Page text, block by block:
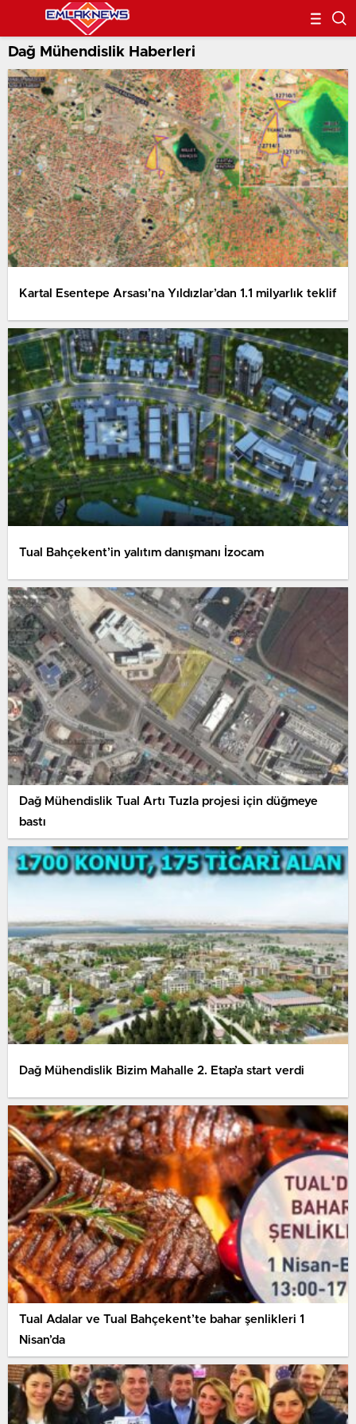
Dağ Mühendislik Haberleri
Kartal Esentepe Arsası’na Yıldızlar’dan 1.1 milyarlık teklif
Tual Bahçekent’in yalıtım danışmanı İzocam
Dağ Mühendislik Tual Artı Tuzla projesi için düğmeye
bastı
Dağ Mühendislik Bizim Mahalle 2. Etap’a start verdi
Tual Adalar ve Tual Bahçekent’te bahar şenlikleri 1
Nisan’da